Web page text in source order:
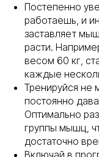
Постепенно
работаешь, и
заставляет
расти.
весом 60 кг,
каждые
Тренируйся не
постоянно
Оптимально
группы мышц,
достаточно